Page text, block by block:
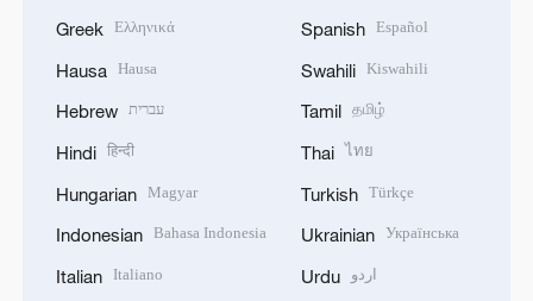
Greek Ελληνικά
Hausa Hausa
Hebrew עברית
Hindi हिन्दी
Hungarian Magyar
Indonesian Bahasa Indonesia
Italian Italiano
Spanish Español
Swahili Kiswahili
Tamil தமிழ்
Thai ไทย
Turkish Türkçe
Ukrainian Українська
Urdu اردو